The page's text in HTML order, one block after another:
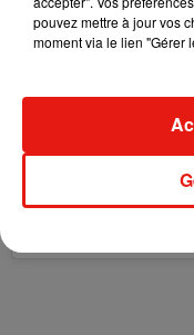
Châteauroux
pouvez mettre à jour vos
moment via le lien "Gérer